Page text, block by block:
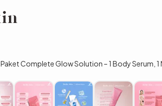
Paket Complete Glow Solution – 1 Body Serum, 1